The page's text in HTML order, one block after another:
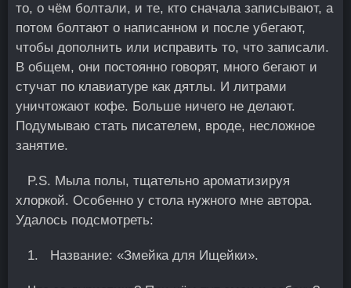
то, о чём болтали, и те, кто сначала записывают, а
потом болтают о написанном и после убегают,
чтобы дополнить или исправить то, что записали.
В общем, они постоянно говорят, много бегают и
стучат по клавиатуре как дятлы. И литрами
уничтожают кофе. Больше ничего не делают.
Подумываю стать писателем, вроде, несложное
занятие.
P.S. Мыла полы, тщательно ароматизируя
хлоркой. Особенно у стола нужного мне автора.
Удалось подсмотреть:
1. Название: «Змейка для Ищейки».